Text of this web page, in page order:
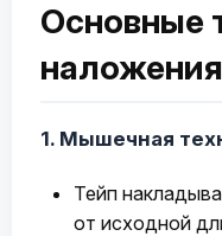
Основные
1. Мышечная
Тейп
от исходной